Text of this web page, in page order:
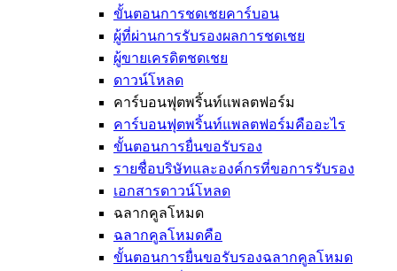
ขั้นตอนการชดเชยคาร์บอน
ผู้ที่ผ่านการรับรองผลการชดเชย
ผู้ขายเครดิตชดเชย
ดาวน์โหลด
คาร์บอนฟุตพริ้นท์แพลตฟอร์ม
คาร์บอนฟุตพริ้นท์แพลตฟอร์มคืออะไร
ขั้นตอนการยื่นขอรับรอง
รายชื่อบริษัทและองค์กรที่ขอการรับรอง
เอกสารดาวน์โหลด
ฉลากคูลโหมด
ฉลากคูลโหมดคือ
ขั้นตอนการยื่นขอรับรองฉลากคูลโหมด